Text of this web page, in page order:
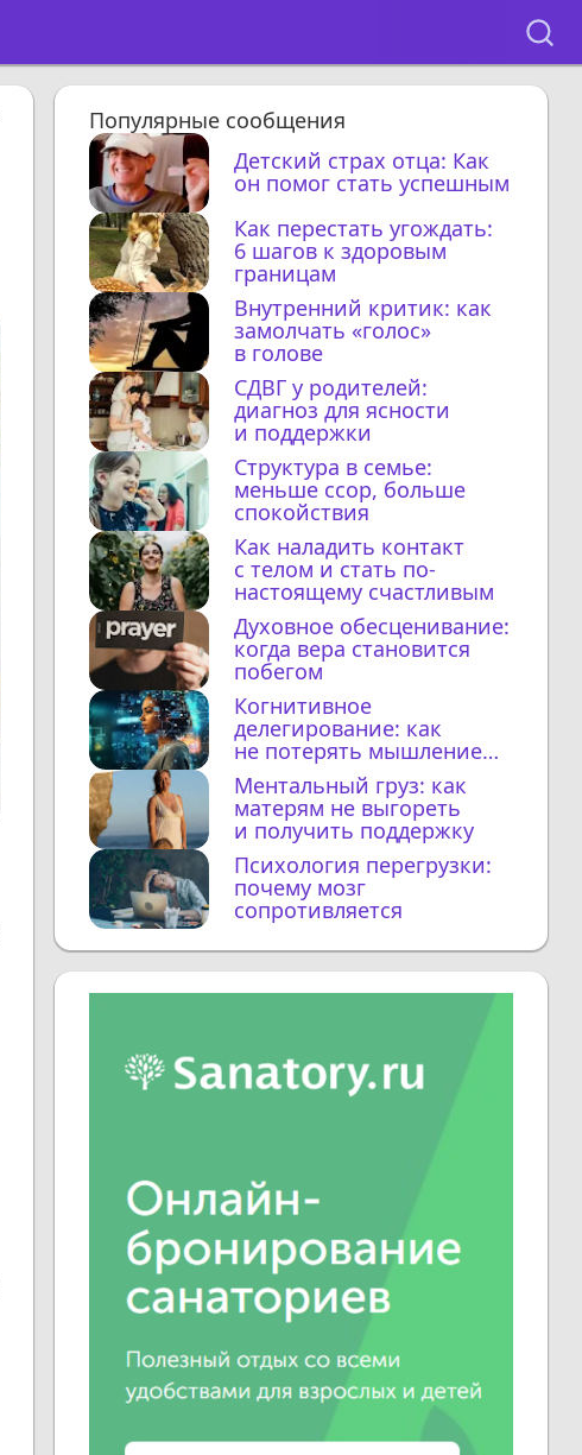
Популярные сообщения
Детский страх отца: Как
он помог стать успешным
Как перестать угождать:
6 шагов к здоровым
границам
Внутренний критик: как
замолчать «голос»
в голове
СДВГ у родителей:
диагноз для ясности
и поддержки
Структура в семье:
меньше ссор, больше
спокойствия
Как наладить контакт
с телом и стать по-
настоящему счастливым
Духовное обесценивание:
когда вера становится
побегом
Когнитивное
делегирование: как
не потерять мышление
с ИИ
Ментальный груз: как
матерям не выгореть
и получить поддержку
Психология перегрузки:
почему мозг
сопротивляется